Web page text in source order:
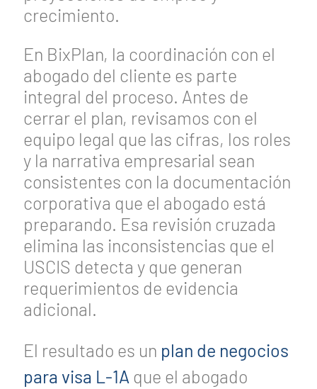
crecimiento.
En BixPlan, la coordinación con el
abogado del cliente es parte
integral del proceso. Antes de
cerrar el plan, revisamos con el
equipo legal que las cifras, los roles
y la narrativa empresarial sean
consistentes con la documentación
corporativa que el abogado está
preparando. Esa revisión cruzada
elimina las inconsistencias que el
USCIS detecta y que generan
requerimientos de evidencia
adicional.
El resultado es un plan de negocios
para visa L-1A que el abogado